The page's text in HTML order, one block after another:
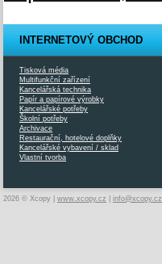
INTERNETOVÝ OBCHOD
Tisková média
Multifunkční zařízení
Kancelářská technika
Papír a papírové výrobky
Kancelářské potřeby
Školní potřeby
Archivace
Restaurační, hotelové doplňky
Kancelářské vybavení / sklad
Vlastní tvorba
2026 © Xcopy | www.xcopy.cz info@xcopy.cz